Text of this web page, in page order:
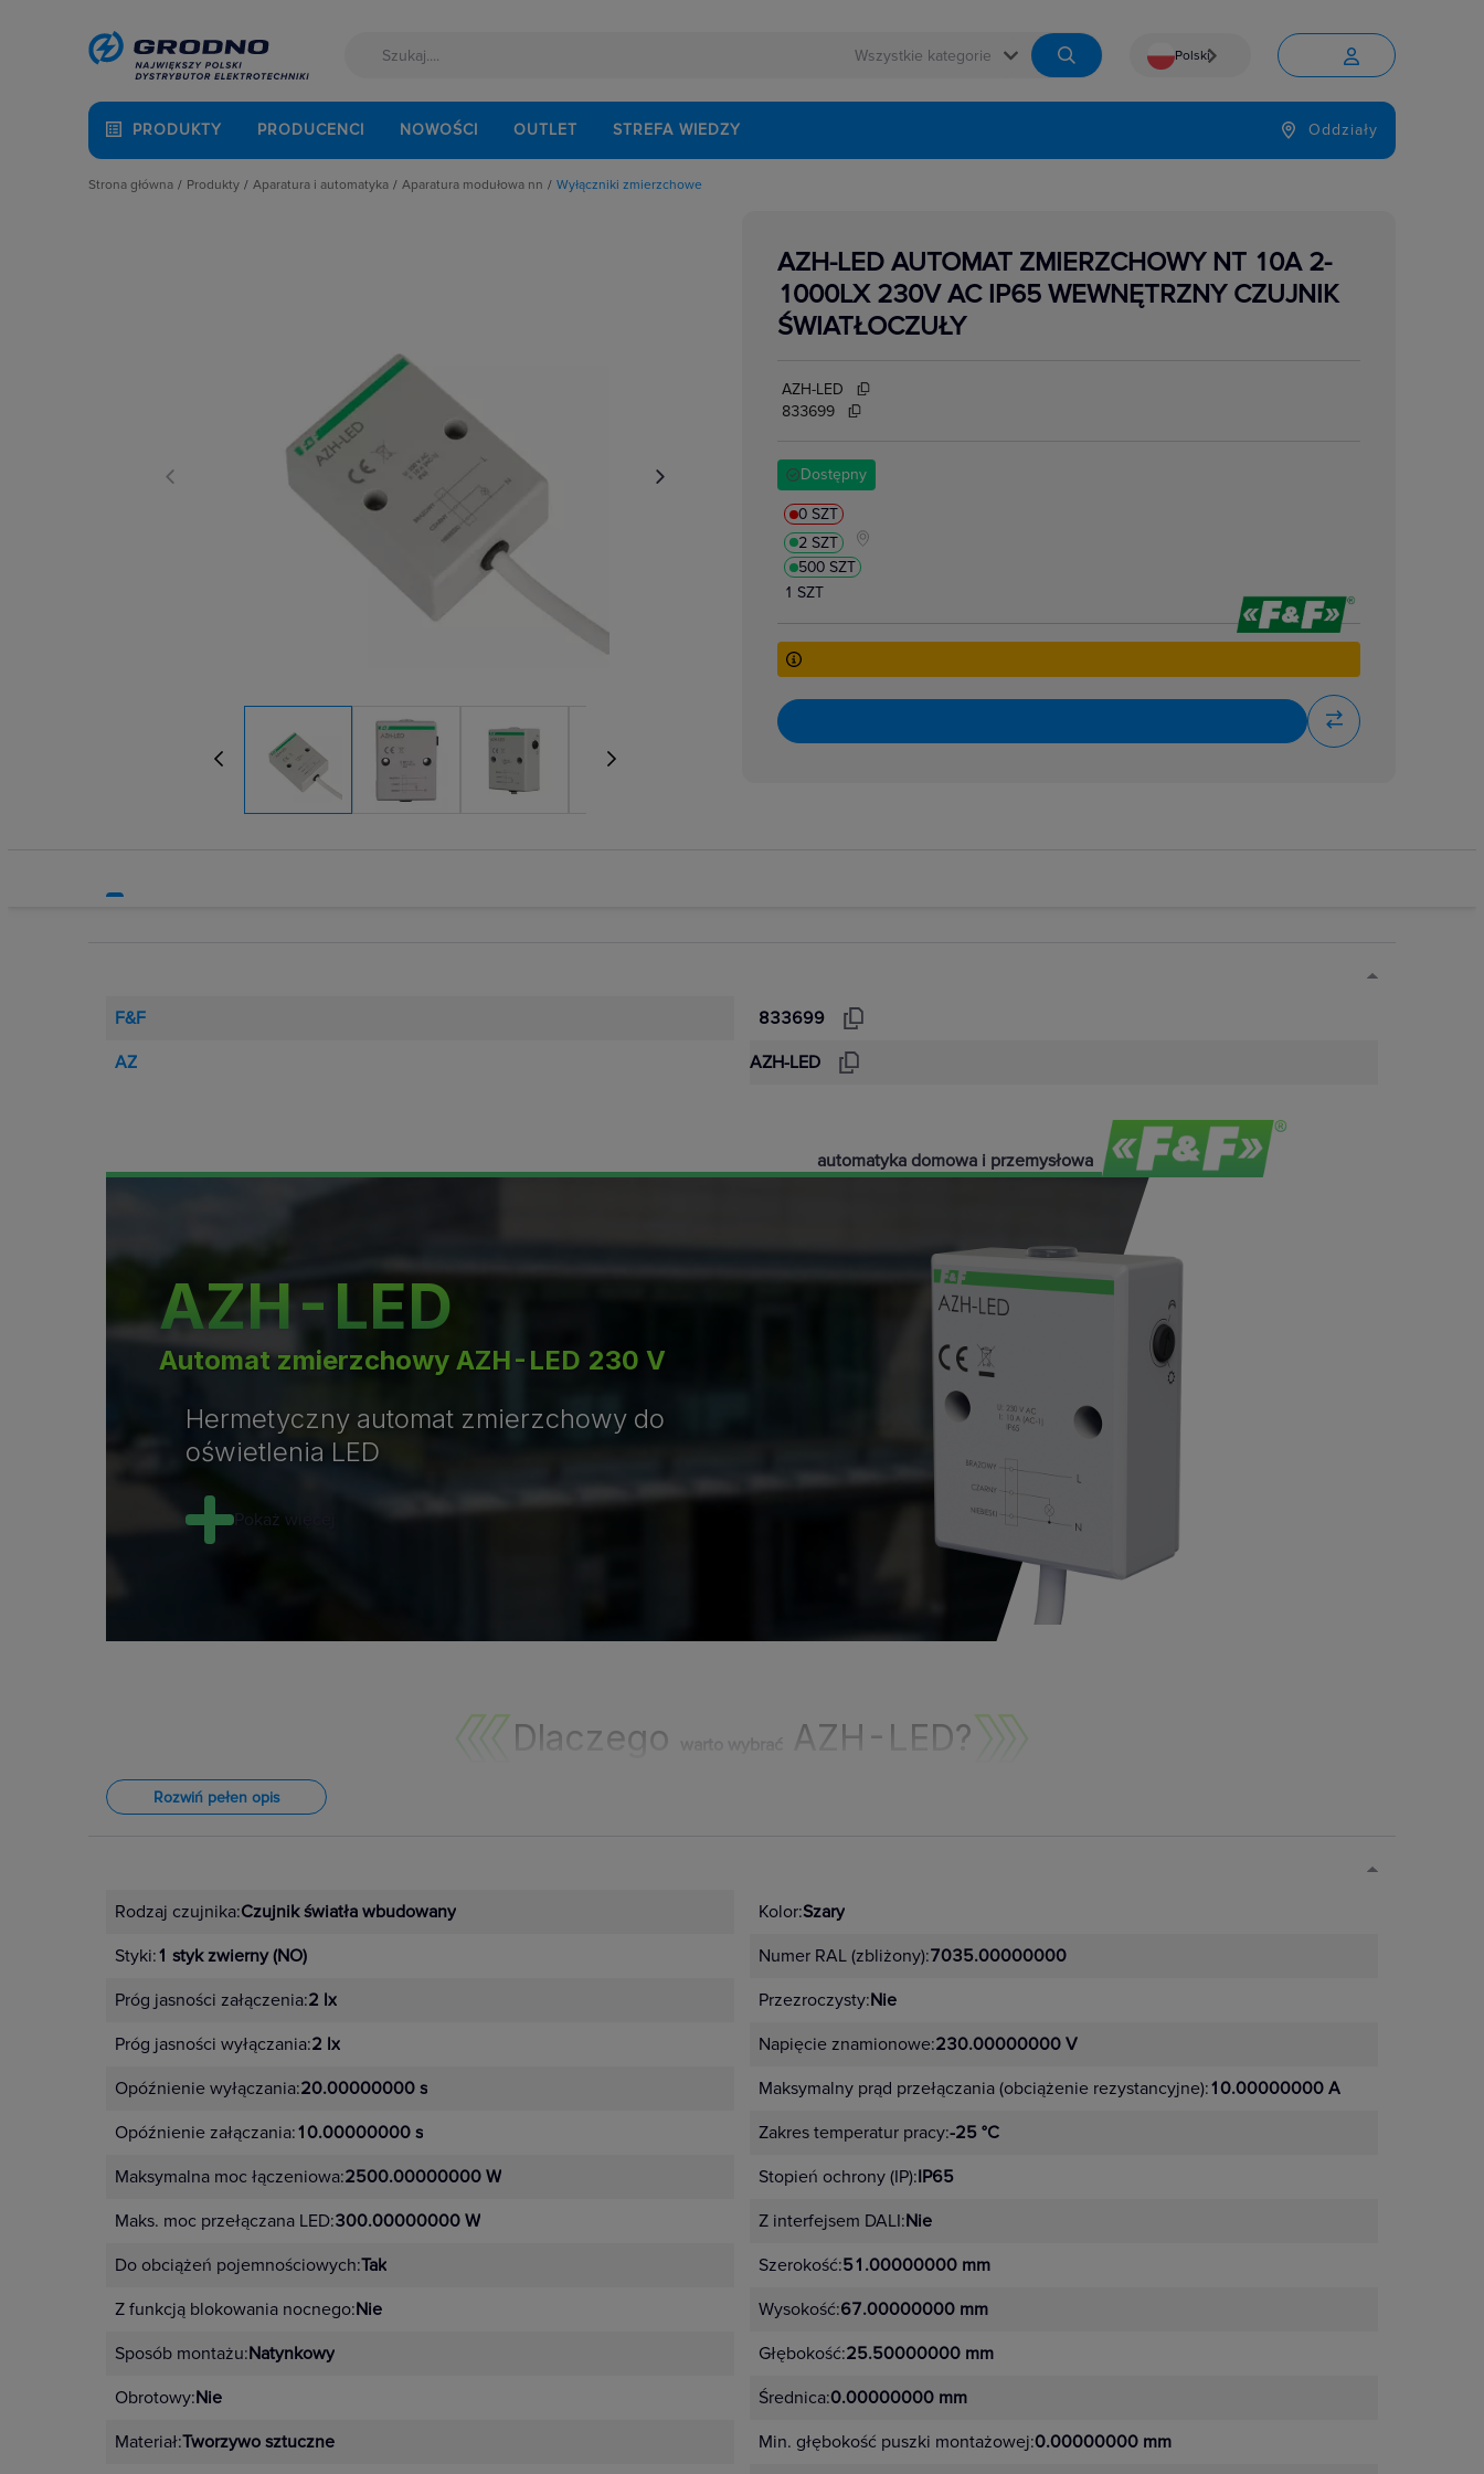
 Polski
Język

PRODUKTY PRODUCENCI NOWOŚCI OUTLET STREFA WIEDZY Oddziały
Strona główna
Produkty
Osprzęt siłowy, przenośny
Prowadzenie kabli
Rozdzielnice i obudowy
Sieci zewnętrzne
Systemy bezpieczeństwa
Aparatura i automatyka
Elementy pasywne
Elementy sterowania i sygnalizacji
Optoelektronika
Przekaźniki
Rozłączniki i podstawy bezpiecznikowe
Sterownie i zabezpieczenie silników elektrycznych
Wyłączniki, rozłączniki
Aparatura modułowa nn
Przyciski modułowe
Regulatory temperatury
Rozłączniki bezpiecznikowe D0
Rozłączniki i przełączniki
Ściemniacze
Styczniki modułowe
Styki pomocnicze
Szyny łączeniowe widełkowe i sztyftowe
Transformatory dzwonkowe
Wkładki bezpiecznikowe cylindryczne
Wkładki bezpiecznikowe cylindryczne miniaturowe
Wyłączniki i bloki różnicowoprądowe
Wyłączniki nadmiarowoprądowe
Wyłączniki przeciwpożarowe
Wyłączniki różnicowoprądowe z członem nadprądowym
Wyłączniki selektywne
Wyłączniki zmierzchowe
AZH-LED AUTOMAT ZMIERZCHOWY NT 10A 2-
1000LX 230V AC IP65 WEWNĘTRZNY CZUJNIK
ŚWIATŁOCZUŁY
AZH-LED
833699
Dostępny
0 SZT
2 SZT
500 SZT
1 SZT
F&F
833699
AZ
AZH-LED
automatyka domowa i przemysłowa
AZH-LED
Automat zmierzchowy AZH-LED 230 V
Hermetyczny automat zmierzchowy do
oświetlenia LED
Pokaż więcej
Dlaczego warto wybrać AZH-LED?
Zasilanie 195–253 V AC Obciążenie AC-1 do 10 A Przystosowany do oświetlenia LED
Odporny na udary prądowe 160 A/20 ms Regulacja progu 2–1000 lx
Montaż natynkowy Temperatura pracy -25–50°C
Rozwiń pełen opis
Rodzaj czujnika:Czujnik światła wbudowany
Styki:1 styk zwierny (NO)
Próg jasności załączenia:2 lx
Próg jasności wyłączania:2 lx
Opóźnienie wyłączania:20.00000000 s
Opóźnienie załączania:10.00000000 s
Maksymalna moc łączeniowa:2500.00000000 W
Maks. moc przełączana LED:300.00000000 W
Do obciążeń pojemnościowych:Tak
Z funkcją blokowania nocnego:Nie
Sposób montażu:Natynkowy
Obrotowy:Nie
Materiał:Tworzywo sztuczne
Kolor:Szary
Numer RAL (zbliżony):7035.00000000
Przezroczysty:Nie
Napięcie znamionowe:230.00000000 V
Maksymalny prąd przełączania (obciążenie rezystancyjne):10.00000000 A
Zakres temperatur pracy:-25 °C
Stopień ochrony (IP):IP65
Z interfejsem DALI:Nie
Szerokość:51.00000000 mm
Wysokość:67.00000000 mm
Głębokość:25.50000000 mm
Średnica:0.00000000 mm
Min. głębokość puszki montażowej:0.00000000 mm